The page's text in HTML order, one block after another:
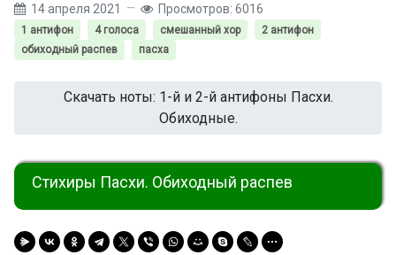
14 апреля 2021
Просмотров: 6016
1 антифон 4 голоса смешанный хор
2 антифон
обиходный распев
пасха
Скачать ноты: 1-й и 2-й антифоны Пасхи.
Обиходные.
Стихиры Пасхи. Обиходный распев